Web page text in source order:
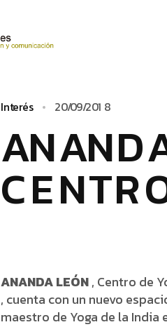
Interés 20/09/201 8
ANAND
­­­
CENTR
ANANDA LEÓN, Centro de
, cuenta con un nuevo
maestro de Yoga de la India